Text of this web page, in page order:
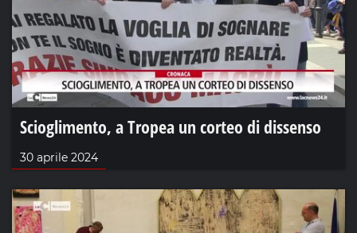
Scioglimento, a Tropea un corteo di dissenso
30 aprile 2024